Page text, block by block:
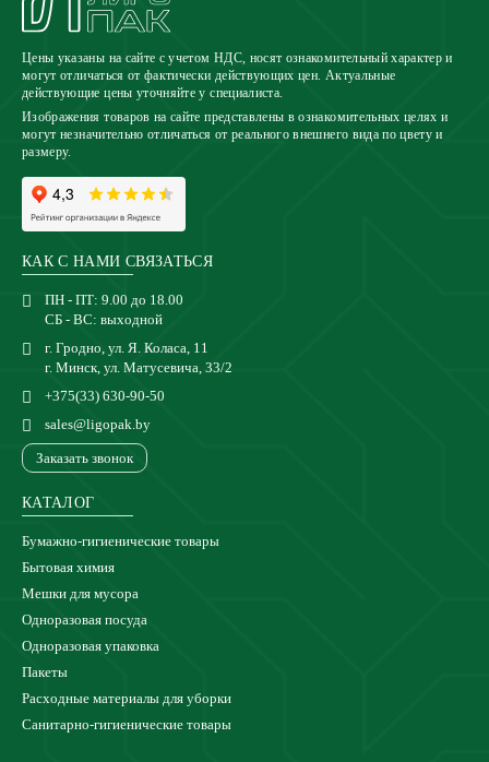
Цены указаны на сайте с учетом НДС, носят ознакомительный характер и
могут отличаться от фактически действующих цен. Актуальные
действующие цены уточняйте у специалиста.
Изображения товаров на сайте представлены в ознакомительных целях и
могут незначительно отличаться от реального внешнего вида по цвету и
размеру.
КАК С НАМИ СВЯЗАТЬСЯ
ПН - ПТ: 9.00 до 18.00
СБ - ВС: выходной
г. Гродно, ул. Я. Коласа, 11
г. Минск, ул. Матусевича, 33/2
+375(33) 630-90-50
sales@ligopak.by
Заказать звонок
КАТАЛОГ
Бумажно-гигиенические товары
Бытовая химия
Мешки для мусора
Одноразовая посуда
Одноразовая упаковка
Пакеты
Расходные материалы для уборки
Санитарно-гигиенические товары